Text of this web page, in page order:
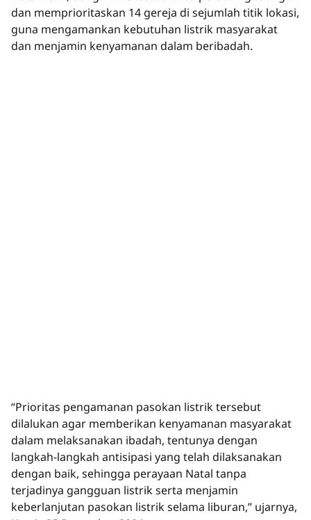
dan memprioritaskan 14 gereja di sejumlah titik lokasi,
guna mengamankan kebutuhan listrik masyarakat
dan menjamin kenyamanan dalam beribadah.
“Prioritas pengamanan pasokan listrik tersebut
dilalukan agar memberikan kenyamanan masyarakat
dalam melaksanakan ibadah, tentunya dengan
langkah-langkah antisipasi yang telah dilaksanakan
dengan baik, sehingga perayaan Natal tanpa
terjadinya gangguan listrik serta menjamin
keberlanjutan pasokan listrik selama liburan,” ujarnya,